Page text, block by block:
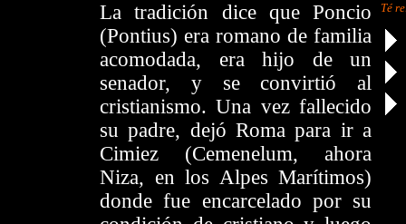
La tradición dice que Poncio
(Pontius) era romano de familia
acomodada, era hijo de un
senador, y se convirtió al
cristianismo. Una vez fallecido
su padre, dejó Roma para ir a
Cimiez (Cemenelum, ahora
Niza, en los Alpes Marítimos)
donde fue encarcelado por su
Té